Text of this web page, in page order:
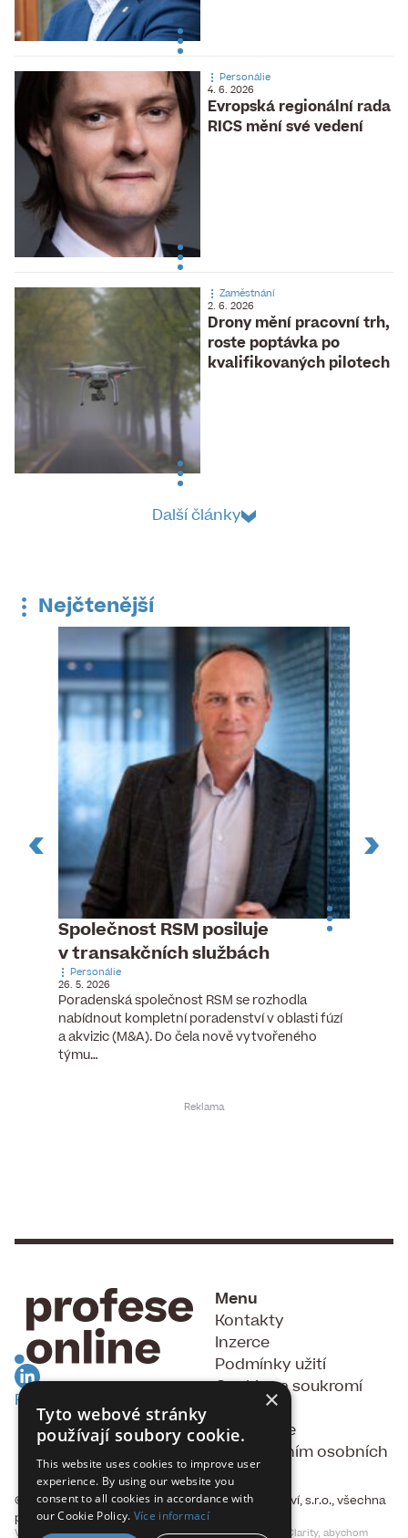
Evropská regionální rada
RICS mění své vedení
Personálie
4. 6. 2026
Drony mění pracovní trh,
roste poptávka po
kvalifikovaných pilotech
Zaměstnání
2. 6. 2026
Další články
Nejčtenější
Společnost RSM posiluje
v transakčních službách
Personálie
26. 5. 2026
Poradenská společnost RSM se rozhodla
nabídnout kompletní poradenství v oblasti fúzí
a akvizic (M&A). Do čela nově vytvořeného
týmu…
RSS Feed
Menu
Kontakty
Inzerce
Podmínky užití
Cookies a soukromí
Souhlas se
zpracováním osobních
údajů
© 2015 - 2026, Fakta, vydavatelství a nakladatelství, s.r.o., všechna
práva vyhrazena
Vylepšujeme naše produkty a reklamu pomocí Microsoft Clarity, abychom
×
Tyto webové stránky
používají soubory cookie.
This website uses cookies to improve user
experience. By using our website you
consent to all cookies in accordance with
our Cookie Policy. Více informací